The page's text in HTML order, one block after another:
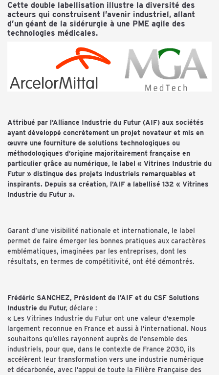
Cette double labellisation illustre la diversité des
acteurs qui construisent l’avenir industriel, allant
d’un géant de la sidérurgie à une PME agile des
technologies médicales.
Attribué par l’Alliance Industrie du Futur (AIF) aux sociétés
ayant développé concrètement un projet novateur et mis en
œuvre une fourniture de solutions technologiques ou
méthodologiques d’origine majoritairement française en
particulier grâce au numérique, le label « Vitrines Industrie du
Futur » distingue des projets industriels remarquables et
inspirants. Depuis sa création, l’AIF a labellisé 132 « Vitrines
Industrie du Futur ».
Garant d’une visibilité nationale et internationale, le label
permet de faire émerger les bonnes pratiques aux caractères
emblématiques, imaginées par les entreprises, dont les
résultats, en termes de compétitivité, ont été démontrés.
Frédéric SANCHEZ, Président de l’AIF et du CSF Solutions
Industrie du Futur, déclare :
« Les Vitrines Industrie du Futur ont une valeur d’exemple
largement reconnue en France et aussi à l’international. Nous
souhaitons qu’elles rayonnent auprès de l’ensemble des
industriels, pour que, dans le contexte de France 2030, ils
accélèrent leur transformation vers une industrie numérique
et décarbonée, avec l’appui de toute la Filière Française des